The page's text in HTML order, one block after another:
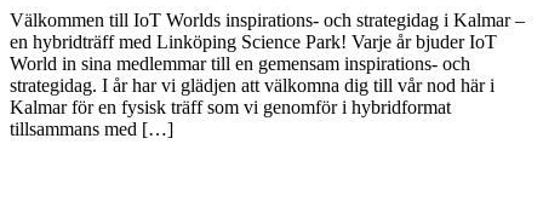
Välkommen till IoT Worlds inspirations- och strategidag i Kalmar –
en hybridträff med Linköping Science Park! Varje år bjuder IoT
World in sina medlemmar till en gemensam inspirations- och
strategidag. I år har vi glädjen att välkomna dig till vår nod här i
Kalmar för en fysisk träff som vi genomför i hybridformat
tillsammans med […]